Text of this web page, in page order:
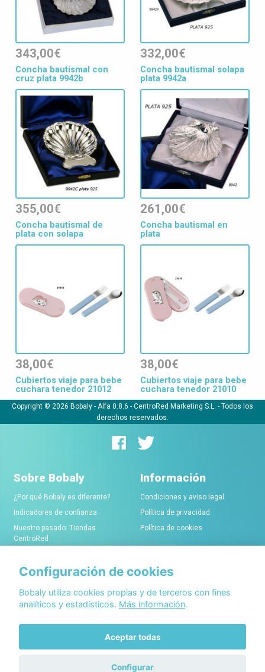
343,00€
Concha bautismal con
cruz plata 9942b
332,00€
Concha bautismal solapa
plata 9942a
355,00€
Concha bautismal de
plata con solapa
261,00€
Concha bautismal en
plata
38,00€
Cubiertos viaje para bebe
cuchara tenedor 21012
38,00€
Cubiertos viaje para bebe
cuchara tenedor 21010
Copyright © 2026 Bobaly - Alfa 0.8.6 - CentroRed Marketing S.L. - Todos los
derechos reservados.
Sobre Bobaly
¿Por qué Bobaly es diferente?
Indicadores de confianza
Nuestro pasado: Tiendas
CentroRed
Información
Condiciones y aviso legal
Política de privacidad
Política de cookies
Comerciantes
Alta de tiendas online
Condiciones de alta
Conócenos
Acerca de Bobaly Partners
Partner eCommerce
Configuración de cookies
Bobaly utiliza cookies propias y de terceros con fines
analíticos y estadísticos. Más información.
Aceptar todas
Configurar